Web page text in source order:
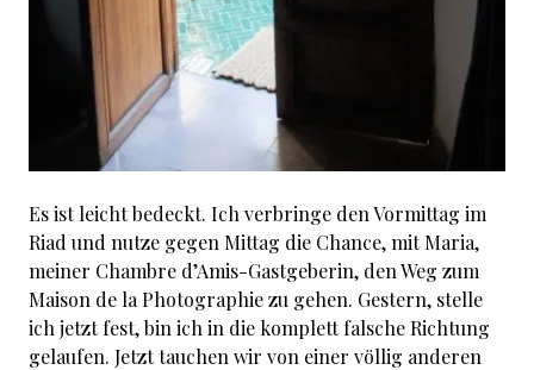
Es ist leicht bedeckt. Ich verbringe den Vormittag im
Riad und nutze gegen Mittag die Chance, mit Maria,
meiner Chambre d’Amis-Gastgeberin, den Weg zum
Maison de la Photographie zu gehen. Gestern, stelle
ich jetzt fest, bin ich in die komplett falsche Richtung
gelaufen. Jetzt tauchen wir von einer völlig anderen